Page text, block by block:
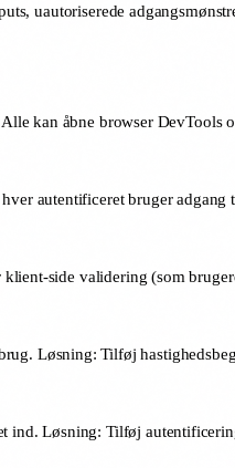
uautoriserede
kan åbne browser
autentificeret bruger
side validering (som
Løsning: Tilføj
ind. Løsning: Tilføj